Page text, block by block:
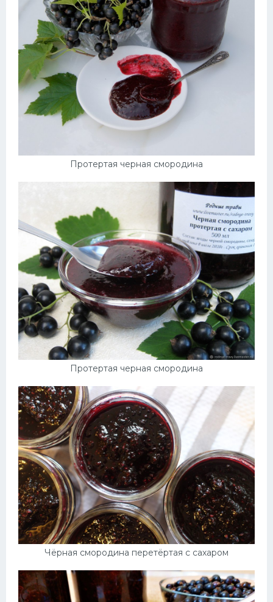
Протертая черная смородина
Протертая черная смородина
Чёрная смородина перетёртая с сахаром